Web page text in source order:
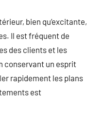
bien qu’excitante,
Il est fréquent de
des clients et les
conservant un esprit
rapidement les plans
est